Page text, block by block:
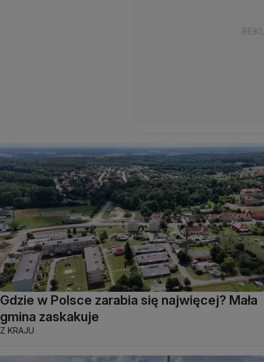
Gdzie w Polsce zarabia się najwięcej? Mała
gmina zaskakuje
Z KRAJU